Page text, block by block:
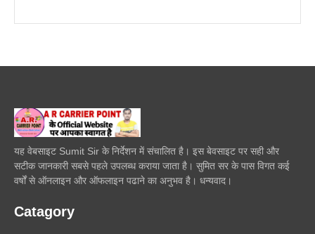
यह वेबसाइट Sumit Sir के निर्देशन में संचालित है। इस बेवसाइट पर सही और
सटीक जानकारी सबसे पहले उपलब्ध कराया जाता है। सुमित सर के पास विगत कई
वर्षों से ऑनलाइन और ऑफलाइन पढाने का अनुभव है। धन्यवाद।
Catagory